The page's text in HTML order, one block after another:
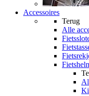
Accessoires
Terug
Alle